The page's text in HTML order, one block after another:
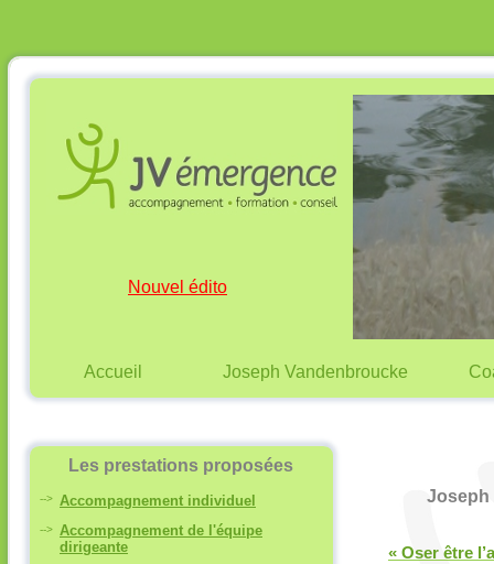
Nouvel édito
Accueil Joseph Vandenbroucke
--> Accompagnement individuel
Accompagnement de l'équipe
dirigeante
-->
Les prestations proposées
Joseph
« Oser être